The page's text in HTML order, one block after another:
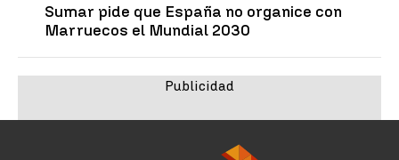
Sumar pide que España no organice con
Marruecos el Mundial 2030